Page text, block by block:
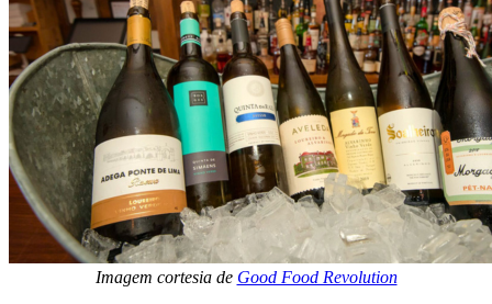
Imagem cortesia de Good Food Revolution